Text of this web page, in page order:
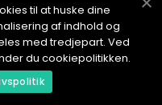
til at huske dine
af indhold og
med tredjepart. Ved
du cookiepolitikken.